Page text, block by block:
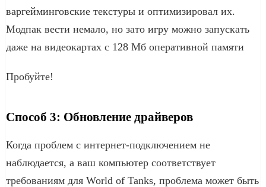
варгейминговские текстуры и оптимизировал их.
Модпак вести немало, но зато игру можно запускать
даже на видеокартах с 128 Мб оперативной памяти
Пробуйте!
Способ 3: Обновление драйверов
Когда проблем с интернет-подключением не
наблюдается, а ваш компьютер соответствует
требованиям для World of Tanks, проблема может быть